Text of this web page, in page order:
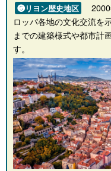
❺リヨン歴史地区
2000
ロッパ各地の文化交流を
までの建築様式や都市計
す。